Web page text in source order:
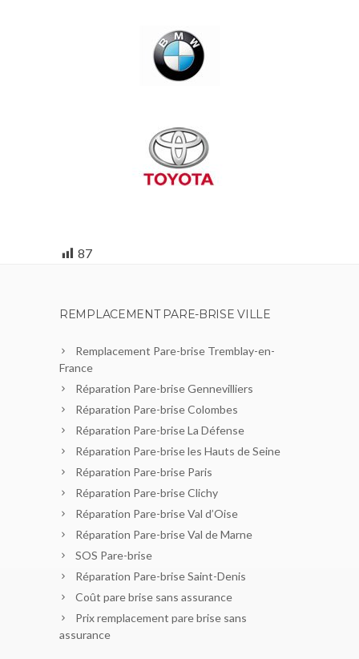
87
REMPLACEMENT PARE-BRISE VILLE
Remplacement Pare-brise Tremblay-en-
France
Réparation Pare-brise Gennevilliers
Réparation Pare-brise Colombes
Réparation Pare-brise La Défense
Réparation Pare-brise les Hauts de Seine
Réparation Pare-brise Paris
Réparation Pare-brise Clichy
Réparation Pare-brise Val d’Oise
Réparation Pare-brise Val de Marne
SOS Pare-brise
Réparation Pare-brise Saint-Denis
Coût pare brise sans assurance
Prix remplacement pare brise sans
assurance